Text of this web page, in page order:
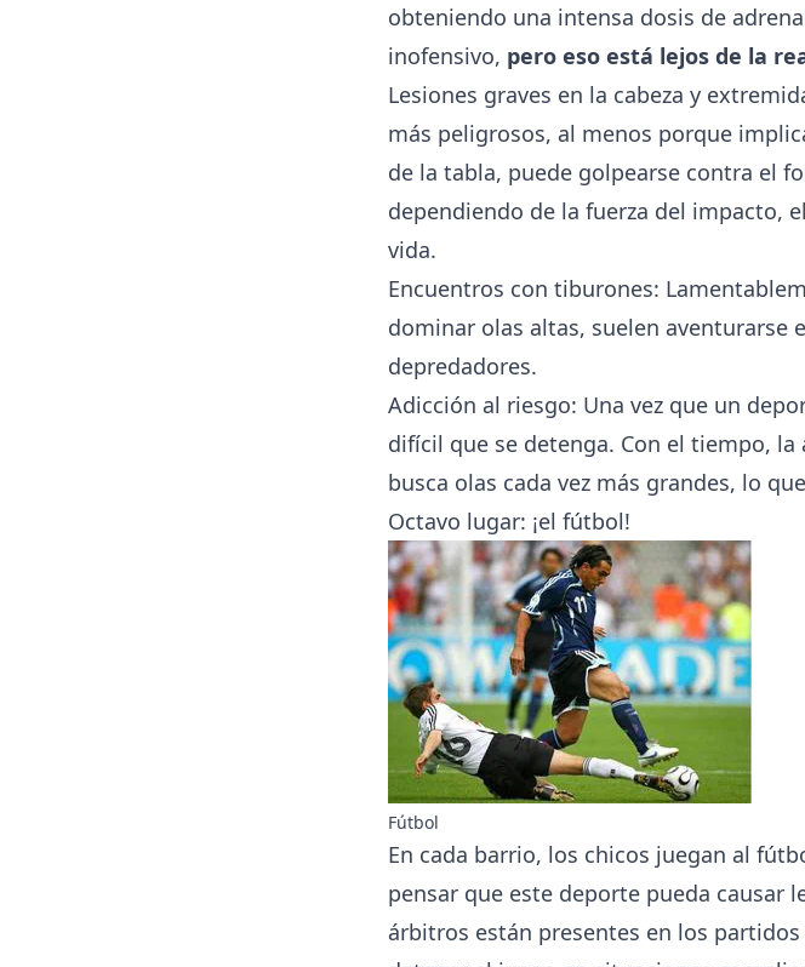
obteniendo una intensa dosis de
inofensivo, pero eso está lejos de la
Lesiones graves en la cabeza y
más peligrosos, al menos porque
de la tabla, puede golpearse contra el
dependiendo de la fuerza del impacto,
vida.
Encuentros con tiburones:
dominar olas altas, suelen aventurarse
depredadores.
Adicción al riesgo: Una vez que un
difícil que se detenga. Con el tiempo,
busca olas cada vez más grandes, lo
Octavo lugar: ¡el fútbol!
Fútbol
En cada barrio, los chicos juegan al
pensar que este deporte pueda causar
árbitros están presentes en los